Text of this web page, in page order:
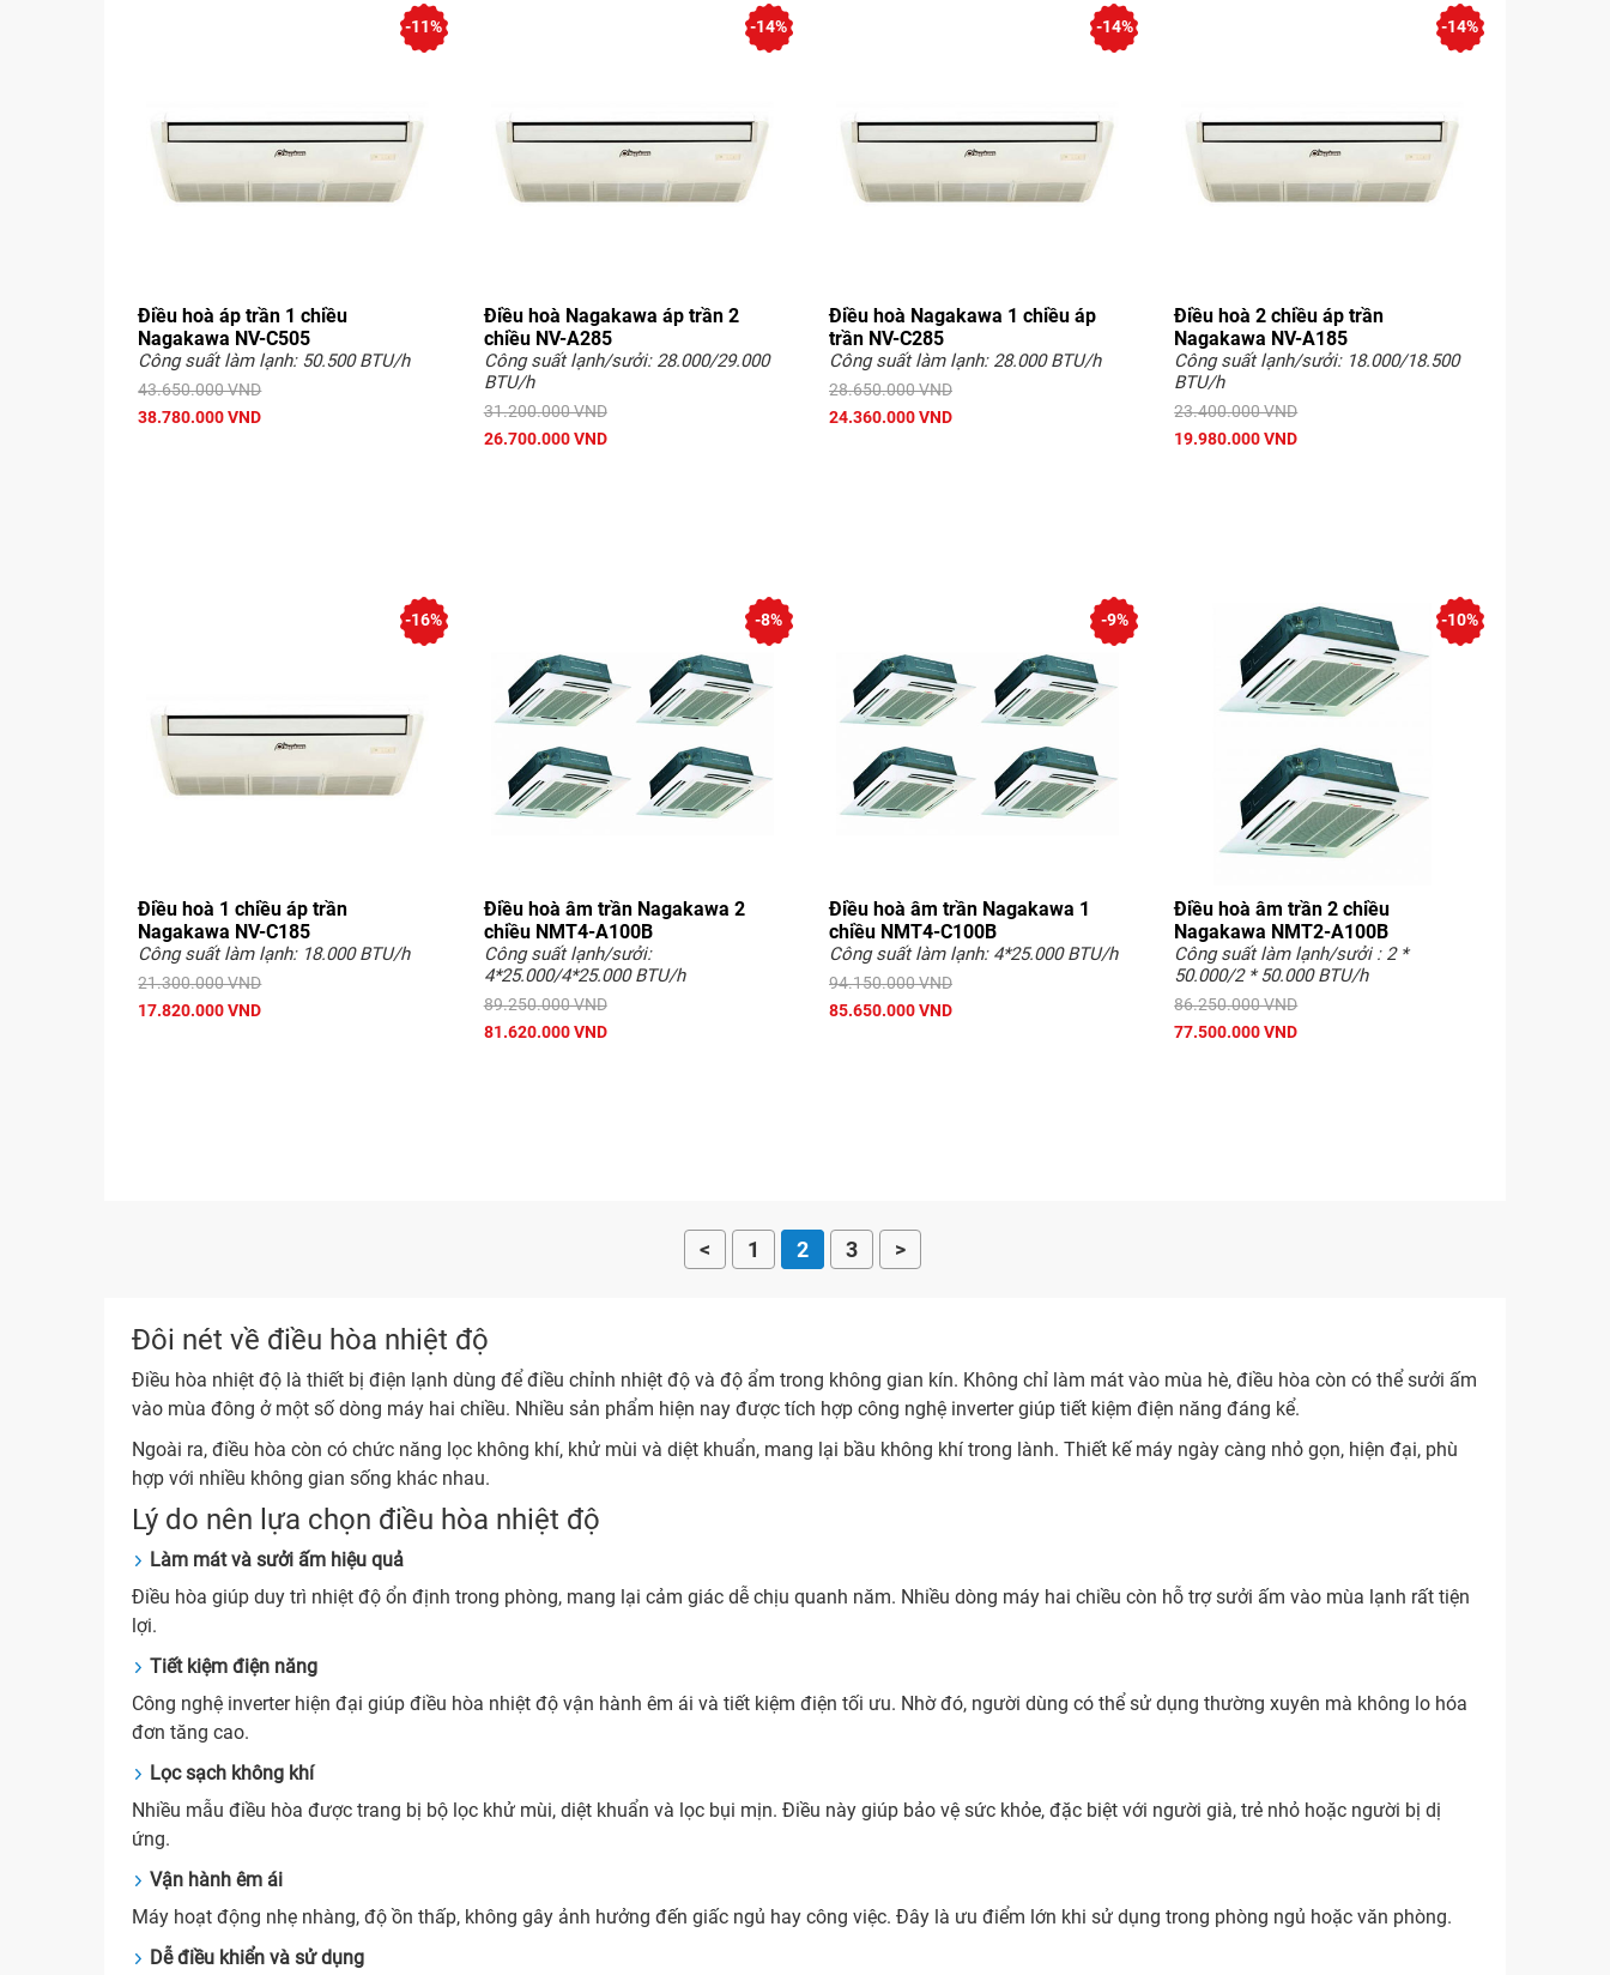
Điều hoà áp trần 1 chiều
Nagakawa NV-C505
Công suất làm lạnh: 50.500 BTU/h
43.650.000 VND
38.780.000 VND
-11%
Điều hoà Nagakawa áp trần 2
chiều NV-A285
Công suất lạnh/sưởi: 28.000/29.000
BTU/h
31.200.000 VND
26.700.000 VND
-14%
Điều hoà Nagakawa 1 chiều áp
trần NV-C285
Công suất làm lạnh: 28.000 BTU/h
28.650.000 VND
24.360.000 VND
-14%
Điều hoà 2 chiều áp trần
Nagakawa NV-A185
Công suất lạnh/sưởi: 18.000/18.500
BTU/h
23.400.000 VND
19.980.000 VND
-14%
Điều hoà 1 chiều áp trần
Nagakawa NV-C185
Công suất làm lạnh: 18.000 BTU/h
21.300.000 VND
17.820.000 VND
-16%
Điều hoà âm trần Nagakawa 2
chiều NMT4-A100B
Công suất lạnh/sưởi:
4*25.000/4*25.000 BTU/h
89.250.000 VND
81.620.000 VND
-8%
Điều hoà âm trần Nagakawa 1
chiều NMT4-C100B
Công suất làm lạnh: 4*25.000 BTU/h
94.150.000 VND
85.650.000 VND
-9%
Điều hoà âm trần 2 chiều
Nagakawa NMT2-A100B
Công suất làm lạnh/sưởi : 2 *
50.000/2 * 50.000 BTU/h
86.250.000 VND
77.500.000 VND
-10%
< 1 2 3 >
Đôi nét về điều hòa nhiệt độ
Điều hòa nhiệt độ là thiết bị điện lạnh dùng để điều chỉnh nhiệt độ và độ ẩm trong không gian kín. Không chỉ làm mát vào mùa hè, điều hòa còn có thể sưởi ấm
vào mùa đông ở một số dòng máy hai chiều. Nhiều sản phẩm hiện nay được tích hợp công nghệ inverter giúp tiết kiệm điện năng đáng kể.
Ngoài ra, điều hòa còn có chức năng lọc không khí, khử mùi và diệt khuẩn, mang lại bầu không khí trong lành. Thiết kế máy ngày càng nhỏ gọn, hiện đại, phù
hợp với nhiều không gian sống khác nhau.
Lý do nên lựa chọn điều hòa nhiệt độ
Làm mát và sưởi ấm hiệu quả
Điều hòa giúp duy trì nhiệt độ ổn định trong phòng, mang lại cảm giác dễ chịu quanh năm. Nhiều dòng máy hai chiều còn hỗ trợ sưởi ấm vào mùa lạnh rất tiện
lợi.
Tiết kiệm điện năng
Công nghệ inverter hiện đại giúp điều hòa nhiệt độ vận hành êm ái và tiết kiệm điện tối ưu. Nhờ đó, người dùng có thể sử dụng thường xuyên mà không lo hóa
đơn tăng cao.
Lọc sạch không khí
Nhiều mẫu điều hòa được trang bị bộ lọc khử mùi, diệt khuẩn và lọc bụi mịn. Điều này giúp bảo vệ sức khỏe, đặc biệt với người già, trẻ nhỏ hoặc người bị dị
ứng.
Vận hành êm ái
Máy hoạt động nhẹ nhàng, độ ồn thấp, không gây ảnh hưởng đến giấc ngủ hay công việc. Đây là ưu điểm lớn khi sử dụng trong phòng ngủ hoặc văn phòng.
Dễ điều khiển và sử dụng